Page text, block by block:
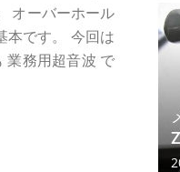
オーバーホール
です。 今回は
業務用超音波 で